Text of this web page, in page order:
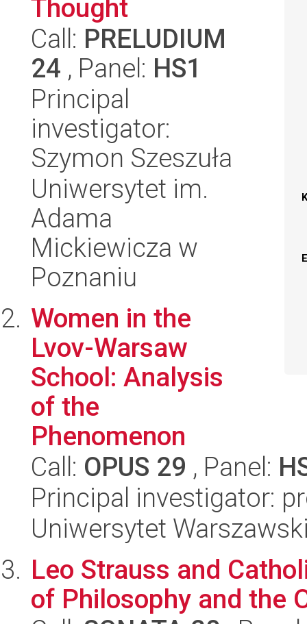
Thought
Call: PRELUDIUM
24 , Panel: HS1
Principal
investigator:
Szymon Szeszuła
Uniwersytet im.
Adama
Mickiewicza w
Poznaniu
Women in the
Lvov-Warsaw
School: Analysis
of the
Phenomenon
Call: OPUS 29 , Panel:
Principal investigator:
Uniwersytet
Leo Strauss and
of Philosophy and the